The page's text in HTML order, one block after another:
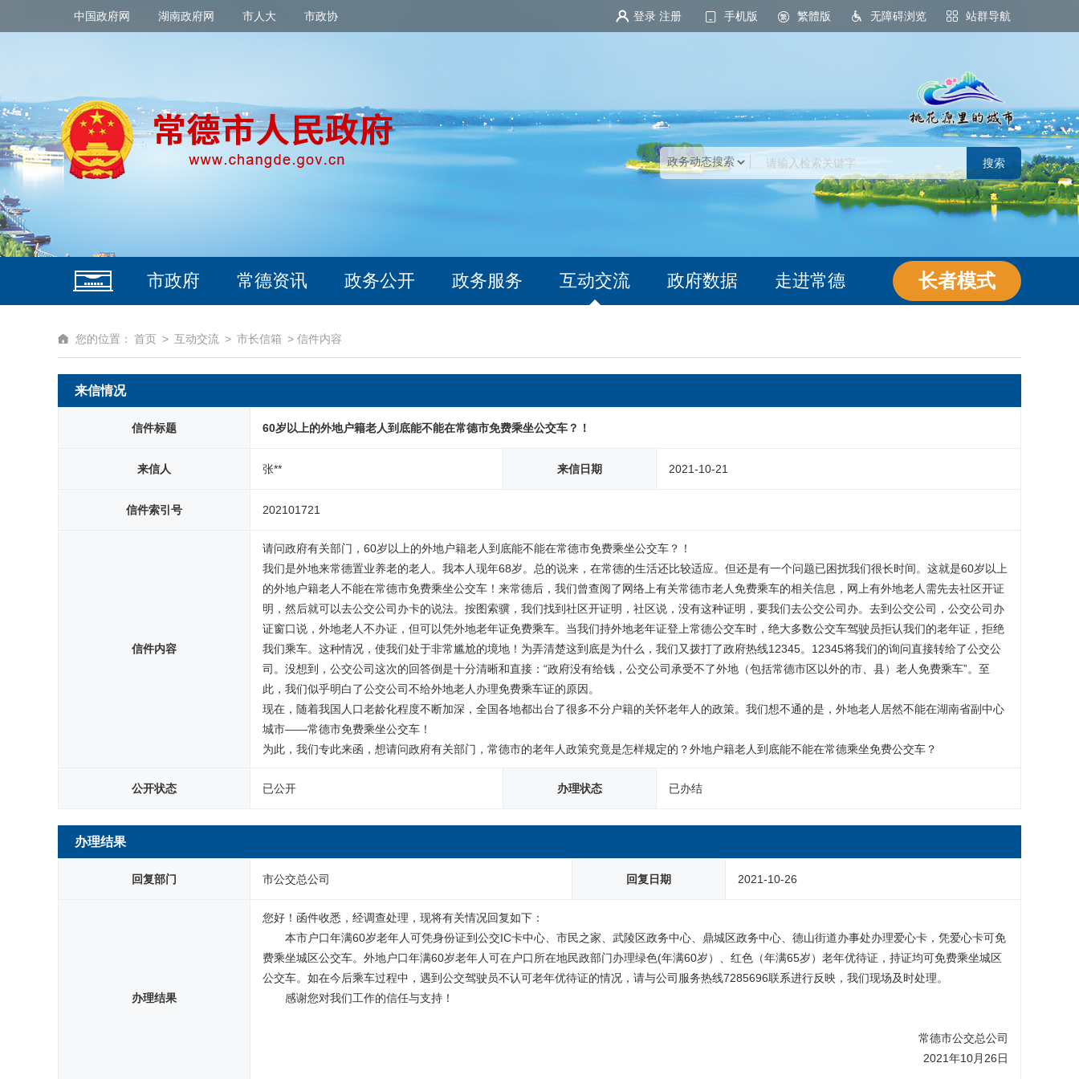
登录 注册 手机版 繁體版 无障碍浏览 站群导航
中国政府网 湖南政府网 市人大 市政协
桃花源里的城市
网站首页
市政府 常德资讯 政务公开 政务服务 互动交流 政府数据 走进常德 长者模式
您的位置： 首页 > 互动交流 > 市长信箱 > 信件内容
来信情况
信件标题 60岁以上的外地户籍老人到底能不能在常德市免费乘坐公交车？！
来信人 张** 来信日期 2021-10-21
信件索引号 202101721
信件内容
请问政府有关部门，60岁以上的外地户籍老人到底能不能在常德市免费乘坐公交车？！
我们是外地来常德置业养老的老人。我本人现年68岁。总的说来，在常德的生活还比较适应。但还是有一个问题已困扰我们很长时间。这就是60岁以上
的外地户籍老人不能在常德市免费乘坐公交车！来常德后，我们曾查阅了网络上有关常德市老人免费乘车的相关信息，网上有外地老人需先去社区开证
明，然后就可以去公交公司办卡的说法。按图索骥，我们找到社区开证明，社区说，没有这种证明，要我们去公交公司办。去到公交公司，公交公司办
证窗口说，外地老人不办证，但可以凭外地老年证免费乘车。当我们持外地老年证登上常德公交车时，绝大多数公交车驾驶员拒认我们的老年证，拒绝
我们乘车。这种情况，使我们处于非常尴尬的境地！为弄清楚这到底是为什么，我们又拨打了政府热线12345。12345将我们的询问直接转给了公交公
司。没想到，公交公司这次的回答倒是十分清晰和直接：“政府没有给钱，公交公司承受不了外地（包括常德市区以外的市、县）老人免费乘车”。至
此，我们似乎明白了公交公司不给外地老人办理免费乘车证的原因。
现在，随着我国人口老龄化程度不断加深，全国各地都出台了很多不分户籍的关怀老年人的政策。我们想不通的是，外地老人居然不能在湖南省副中心
城市——常德市免费乘坐公交车！
公开状态 已公开 办理状态 已办结
办理结果
回复部门 市公交总公司 回复日期 2021-10-26
办理结果
您好！函件收悉，经调查处理，现将有关情况回复如下：
本市户口年满60岁老年人可凭身份证到公交IC卡中心、市民之家、武陵区政务中心、鼎城区政务中心、德山街道办事处办理爱心卡，凭爱心卡可免
费乘坐城区公交车。外地户口年满60岁老年人可在户口所在地民政部门办理绿色(年满60岁）、红色（年满65岁）老年优待证，持证均可免费乘坐城区
公交车。如在今后乘车过程中，遇到公交驾驶员不认可老年优待证的情况，请与公司服务热线7285696联系进行反映，我们现场及时处理。
感谢您对我们工作的信任与支持！
常德市公交总公司
2021年10月26日